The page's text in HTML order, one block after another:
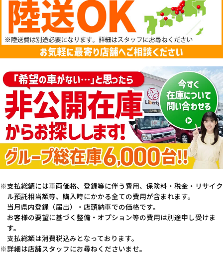
支払総額には車両価格、登録等に伴う費用、保険料・税金・リサイク
ル預託相当額等、購入時にかかる全ての費用が含まれます。
当月県内登録（届出）・店頭納車での価格です。
お客様の要望に基づく整備・オプション等の費用は別途申し受けま
す。
支払総額は消費税込みとなっております。
詳細は店舗スタッフにお尋ねくださいませ。